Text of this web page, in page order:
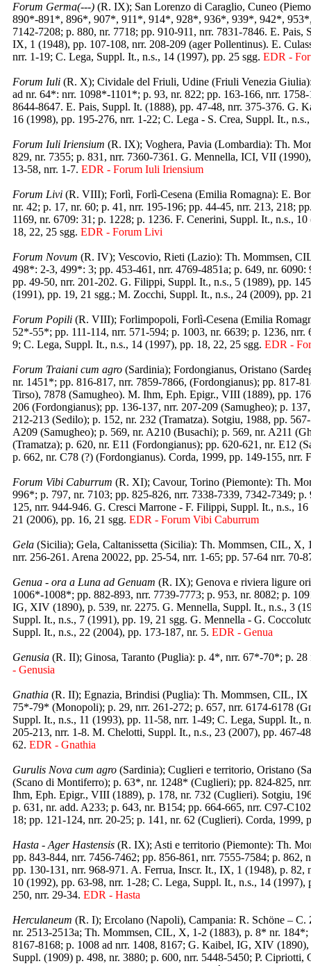
Forum Germa(---) (R. IX); San Lorenzo di Caraglio, Cuneo
890*-891*, 896*, 907*, 911*, 914*, 928*, 936*, 939*, 942*,
7142-7208; p. 880, nr. 7718; pp. 910-911, nrr. 7831-7846. E.
IX, 1 (1948), pp. 107-108, nrr. 208-209 (ager Pollentinus). E.
nrr. 1-19; C. Lega, Suppl. It., n.s., 14 (1997), pp. 25 sgg.EDR -
Forum Iuli (R. X); Cividale del Friuli, Udine (Friuli Venezia
ad nr. 64*: nrr. 1098*-1101*; p. 93, nr. 822; pp. 163-166, nrr.
8644-8647. E. Pais, Suppl. It. (1888), pp. 47-48, nrr. 375-376.
16 (1998), pp. 195-276, nrr. 1-22; C. Lega - S. Crea, Suppl. It.,
Forum Iuli Iriensium (R. IX); Voghera, Pavia (Lombardia): Th.
829, nr. 7355; p. 831, nrr. 7360-7361. G. Mennella, ICI, VII
13-58, nrr. 1-7.EDR - Forum Iuli Iriensium
Forum Livi (R. VIII); Forlì, Forlì-Cesena (Emilia Romagna): E.
nr. 42; p. 17, nr. 60; p. 41, nrr. 195-196; pp. 44-45, nrr. 213, 218;
1169, nr. 6709: 31; p. 1228; p. 1236. F. Cenerini, Suppl. It., n.s.,
18, 22, 25 sgg.EDR - Forum Livi
Forum Novum (R. IV); Vescovio, Rieti (Lazio): Th. Mommsen,
498*: 2-3, 499*: 3; pp. 453-461, nrr. 4769-4851a; p. 649, nr.
pp. 49-50, nrr. 201-202. G. Filippi, Suppl. It., n.s., 5 (1989), pp.
(1991), pp. 19, 21 sgg.; M. Zocchi, Suppl. It., n.s., 24 (2009), pp.
Forum Popili (R. VIII); Forlimpopoli, Forlì-Cesena (Emilia
52*-55*; pp. 111-114, nrr. 571-594; p. 1003, nr. 6639; p. 1236,
9; C. Lega, Suppl. It., n.s., 14 (1997), pp. 18, 22, 25 sgg.EDR -
Forum Traiani cum agro (Sardinia); Fordongianus, Oristano
nr. 1451*; pp. 816-817, nrr. 7859-7866, (Fordongianus); pp. 817-
Tirso), 7878 (Samugheo). M. Ihm, Eph. Epigr., VIII (1889), pp.
206 (Fordongianus); pp. 136-137, nrr. 207-209 (Samugheo); p.
212-213 (Sedilo); p. 152, nr. 232 (Tramatza). Sotgiu, 1988, pp.
A209 (Samugheo); p. 569, nr. A210 (Busachi); p. 569, nr. A211
(Tramatza); p. 620, nr. E11 (Fordongianus); pp. 620-621, nr. E12
p. 662, nr. C78 (?) (Fordongianus). Corda, 1999, pp. 149-155,
Forum Vibi Caburrum (R. XI); Cavour, Torino (Piemonte): Th.
996*; p. 797, nr. 7103; pp. 825-826, nrr. 7338-7339, 7342-7349;
125, nrr. 944-946. G. Cresci Marrone - F. Filippi, Suppl. It., n.s.,
21 (2006), pp. 16, 21 sgg.EDR - Forum Vibi Caburrum
Gela (Sicilia); Gela, Caltanissetta (Sicilia): Th. Mommsen, CIL,
nrr. 256-261. Arena 20022, pp. 25-54, nrr. 1-65; pp. 57-64 nrr. 70-
Genua - ora a Luna ad Genuam (R. IX); Genova e riviera ligure
1006*-1008*; pp. 882-893, nrr. 7739-7773; p. 953, nr. 8082; p.
IG, XIV (1890), p. 539, nr. 2275. G. Mennella, Suppl. It., n.s., 3
Suppl. It., n.s., 7 (1991), pp. 19, 21 sgg. G. Mennella - G.
Suppl. It., n.s., 22 (2004), pp. 173-187, nr. 5.EDR - Genua
Genusia (R. II); Ginosa, Taranto (Puglia): p. 4*, nrr. 67*-70*; p.
- Genusia
Gnathia (R. II); Egnazia, Brindisi (Puglia): Th. Mommsen, CIL,
75*-79* (Monopoli); p. 29, nrr. 261-272; p. 657, nrr. 6174-6178
Suppl. It., n.s., 11 (1993), pp. 11-58, nrr. 1-49; C. Lega, Suppl. It.,
205-213, nrr. 1-8. M. Chelotti, Suppl. It., n.s., 23 (2007), pp. 467-
62.EDR - Gnathia
Gurulis Nova cum agro (Sardinia); Cuglieri e territorio, Oristano
(Scano di Montiferro); p. 63*, nr. 1248* (Cuglieri); pp. 824-825,
Ihm, Eph. Epigr., VIII (1889), p. 178, nr. 732 (Cuglieri). Sotgiu,
p. 631, nr. add. A233; p. 643, nr. B154; pp. 664-665, nrr. C97-
18; pp. 121-124, nrr. 20-25; p. 141, nr. 62 (Cuglieri). Corda,
Hasta - Ager Hastensis (R. IX); Asti e territorio (Piemonte): Th.
pp. 843-844, nrr. 7456-7462; pp. 856-861, nrr. 7555-7584; p.
pp. 130-131, nrr. 968-971. A. Ferrua, Inscr. It., IX, 1 (1948), p.
10 (1992), pp. 63-98, nrr. 1-28; C. Lega, Suppl. It., n.s., 14
250, nrr. 29-34.EDR - Hasta
Herculaneum (R. I); Ercolano (Napoli), Campania: R. Schöne –
nr. 2513-2513a; Th. Mommsen, CIL, X, 1-2 (1883), p. 8* nr.
8167-8168; p. 1008 ad nrr. 1408, 8167; G. Kaibel, IG, XIV
Suppl. (1909) p. 498, nr. 3880; p. 600, nrr. 5448-5450; P.